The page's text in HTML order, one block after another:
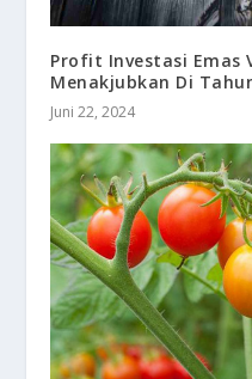
Profit Investasi Emas
Menakjubkan Di
Juni 22, 2024